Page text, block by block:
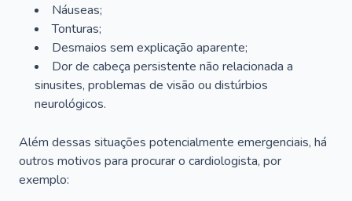
Náuseas;
Tonturas;
Desmaios sem explicação aparente;
Dor de cabeça persistente não relacionada a
sinusites, problemas de visão ou distúrbios
neurológicos.
Além dessas situações potencialmente emergenciais, há
outros motivos para procurar o cardiologista, por
exemplo: